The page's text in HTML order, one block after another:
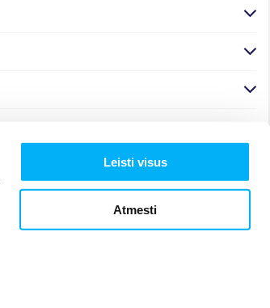
Leisti visus
Atmesti